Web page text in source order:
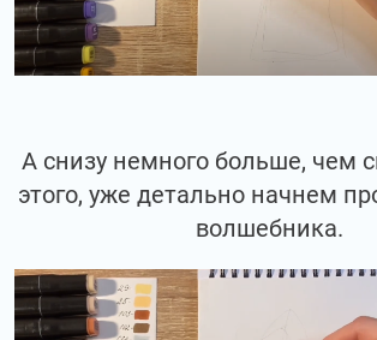
А снизу немного больше, чем
этого, уже детально начнем
волшебника.